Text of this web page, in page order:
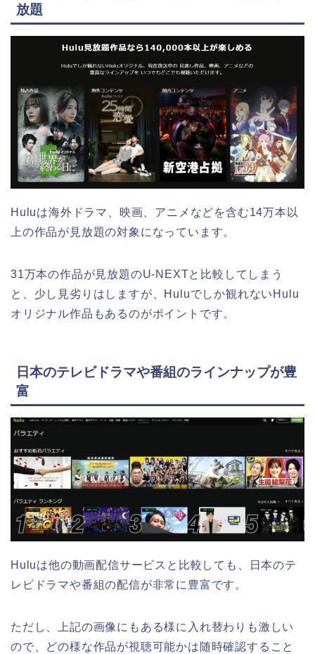
放題
Huluは海外ドラマ、映画、アニメなどを含む14万本以
上の作品が見放題の対象になっています。
31万本の作品が見放題のU-NEXTと比較してしまう
と、少し見劣りはしますが、Huluでしか観れないHulu
オリジナル作品もあるのがポイントです。
日本のテレビドラマや番組のラインナップが豊
富
Huluは他の動画配信サービスと比較しても、日本のテ
レビドラマや番組の配信が非常に豊富です。
ただし、上記の画像にもある様に入れ替わりも激しい
ので、どの様な作品が視聴可能かは随時確認すること